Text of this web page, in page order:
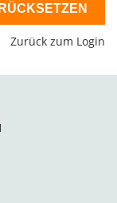
Zurück zum Login